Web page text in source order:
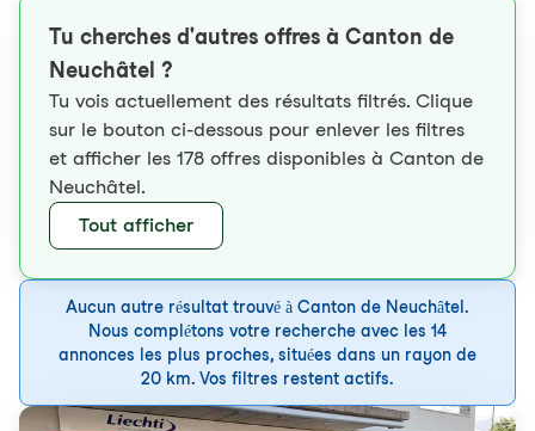
Tu cherches d'autres offres à Canton de
Neuchâtel ?
Tu vois actuellement des résultats filtrés. Clique
sur le bouton ci-dessous pour enlever les filtres
et afficher les 178 offres disponibles à Canton de
Neuchâtel.
Tout afficher
Aucun autre résultat trouvé à Canton de Neuchâtel.
Nous complétons votre recherche avec les 14
annonces les plus proches, situées dans un rayon de
20 km. Vos filtres restent actifs.